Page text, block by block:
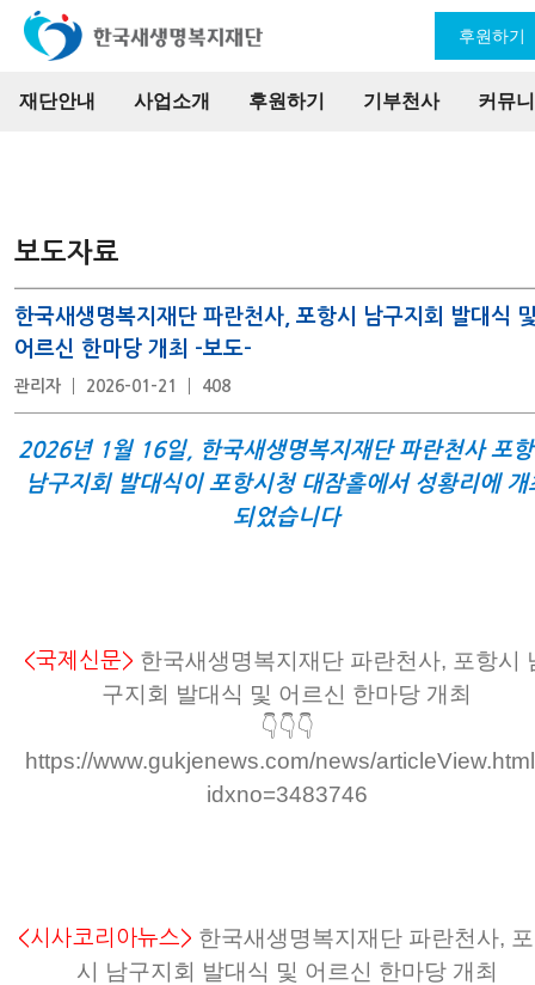
재단안내 사업소개 후원하기 기부천사 커뮤
후원하기
보도자료
한국새생명복지재단 파란천사, 포항시 남구지회 발대식
어르신 한마당 개최 -보도-
관리자 2026-01-21 408
2026년 1월 16일, 한국새생명복지재단 파란천사 포
남구지회 발대식이 포항시청 대잠홀에서 성황리에 개
되었습니다
<국제신문> 한국새생명복지재단 파란천사, 포항시
구지회 발대식 및 어르신 한마당 개최
👇👇👇
https://www.gukjenews.com/news/
idxno=3483746
<시사코리아뉴스> 한국새생명복지재단 파란천사,
시 남구지회 발대식 및 어르신 한마당 개최